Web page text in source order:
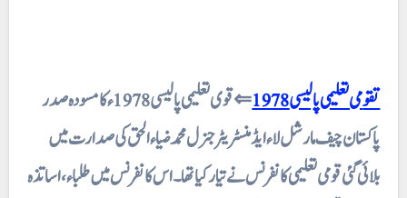
تقومی تعلیمی پالیسی1978
⇐قوی تعلیمی پالیسی 1978ء کا مسودہ صدر
پاکستان چیف مارشل لاء ایڈمنسٹریٹر جنرل محمد ضیاء الحق کی صدارت میں
بلائی گئی قومی تعلیمی کانفرنس نے تیار کیا تھا۔ اس کا نفرنس میں طلباء، اساتذہ